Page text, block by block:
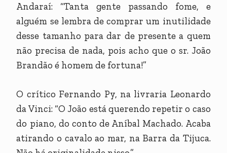
Andaraí: “Tanta gente passando fome, e
alguém se lembra de comprar um inutilidade
desse tamanho para dar de presente a quem
não precisa de nada, pois acho que o sr. João
Brandão é homem de fortuna!”
O crítico Fernando Py, na livraria Leonardo
da Vinci: “O João está querendo repetir o caso
do piano, do conto de Aníbal Machado. Acaba
atirando o cavalo ao mar, na Barra da Tijuca.